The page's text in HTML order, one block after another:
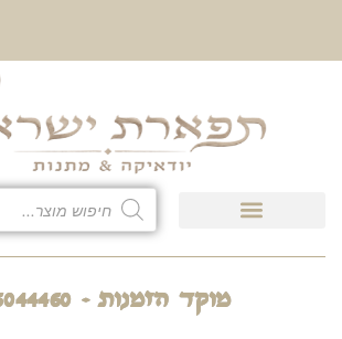
מוקד הזמנות - 04-6044460